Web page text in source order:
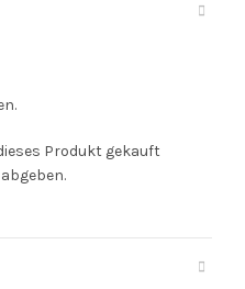
Produkt gekauft